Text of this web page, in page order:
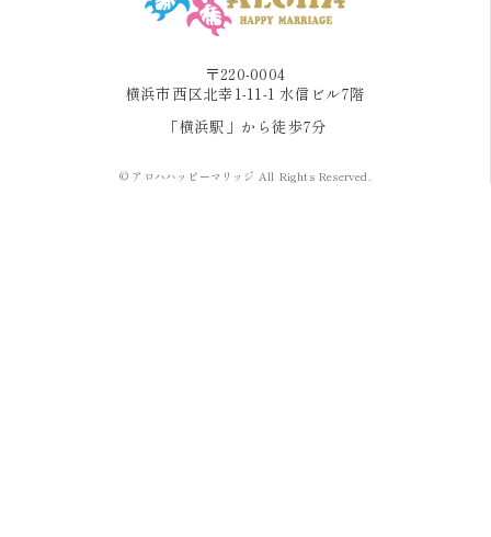
〒220-0004
横浜市西区北幸1-11-1 水信ビル7階
「横浜駅」から徒歩7分
© アロハハッピーマリッジ All Rights Reserved.